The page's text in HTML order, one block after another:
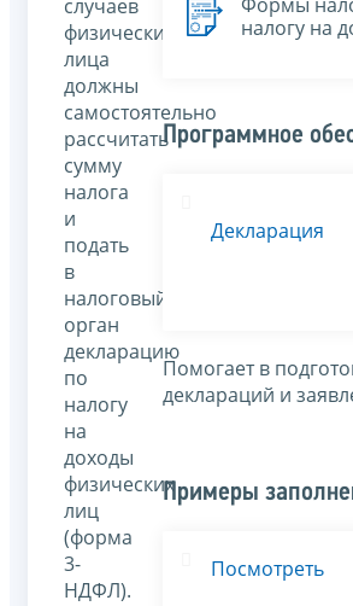
случаев
физические
лица
должны
самостоятельно
рассчитать
сумму
налога
и
подать
в
налоговый
орган
декларацию
по
налогу
на
доходы
физических
лиц
(форма
3-
НДФЛ).
налогу на
Программное
Декларация
Помогает в
деклараций и
Примеры
Посмотреть